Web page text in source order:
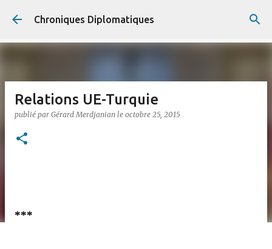
Accéder au contenu principal
Chroniques Diplomatiques
Relations UE-Turquie
publié par Gérard Merdjanian le octobre 25, 2015
***